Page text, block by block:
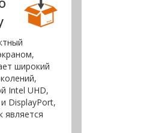
широкий
Intel UHD,
DisplayPort,
является